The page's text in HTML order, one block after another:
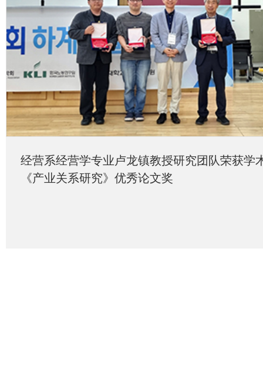
经营系经营学专业卢龙镇教授研究团队荣获学
《产业关系研究》优秀论文奖